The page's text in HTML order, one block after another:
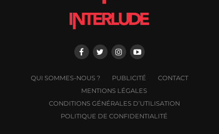
QUI SOMMES-NOUS ? PUBLICITÉ
CONTACT
MENTIONS LÉGALES
CONDITIONS GÉNÉRALES D’UTILISATION
POLITIQUE DE CONFIDENTIALITÉ